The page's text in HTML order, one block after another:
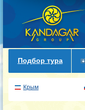
Подбор тура
Крым